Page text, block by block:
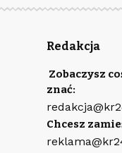
Redakcja
Zobaczysz
znać:
Chcesz